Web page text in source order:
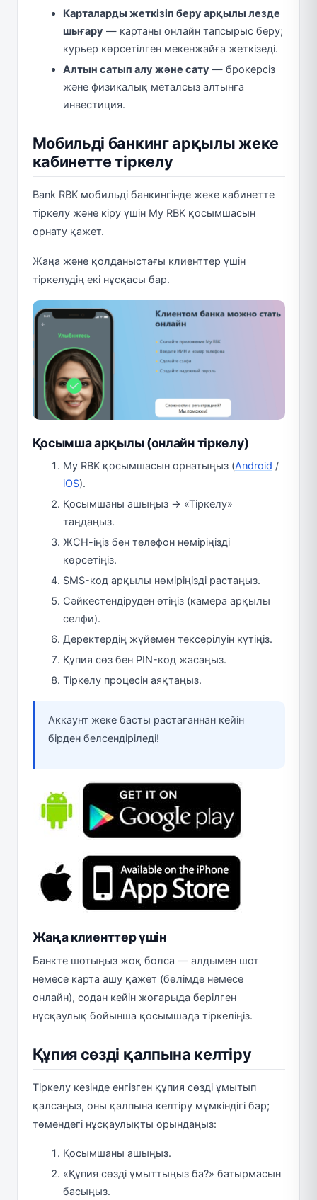
Карталарды жеткізіп беру арқылы лезде
шығару — картаны онлайн тапсырыс беру;
курьер көрсетілген мекенжайға жеткізеді.
Алтын сатып алу және сату — брокерсіз
және физикалық металсыз алтынға
инвестиция.
Мобильді банкинг арқылы жеке
кабинетте тіркелу
Bank RBK мобильді банкингінде жеке кабинетте
тіркелу және кіру үшін My RBK қосымшасын
орнату қажет.
Жаңа және қолданыстағы клиенттер үшін
тіркелудің екі нұсқасы бар.
Қосымша арқылы (онлайн тіркелу)
My RBK қосымшасын орнатыңыз (Android /
iOS).
Қосымшаны ашыңыз → «Тіркелу»
таңдаңыз.
ЖСН-іңіз бен телефон нөміріңізді
көрсетіңіз.
SMS-код арқылы нөміріңізді растаңыз.
Сәйкестендіруден өтіңіз (камера арқылы
селфи).
Деректердің жүйемен тексерілуін күтіңіз.
Құпия сөз бен PIN-код жасаңыз.
Тіркелу процесін аяқтаңыз.
Аккаунт жеке басты растағаннан кейін
бірден белсендіріледі!
Жаңа клиенттер үшін
Банкте шотыңыз жоқ болса — алдымен шот
немесе карта ашу қажет (бөлімде немесе
онлайн), содан кейін жоғарыда берілген
нұсқаулық бойынша қосымшада тіркеліңіз.
Құпия сөзді қалпына келтіру
Тіркелу кезінде енгізген құпия сөзді ұмытып
қалсаңыз, оны қалпына келтіру мүмкіндігі бар;
төмендегі нұсқаулықты орындаңыз:
Қосымшаны ашыңыз.
«Құпия сөзді ұмыттыңыз ба?» батырмасын
басыңыз.